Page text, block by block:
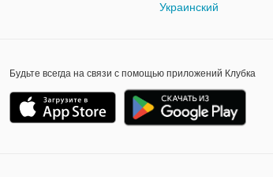
Украинский
Будьте всегда на связи с помощью приложений Клубка